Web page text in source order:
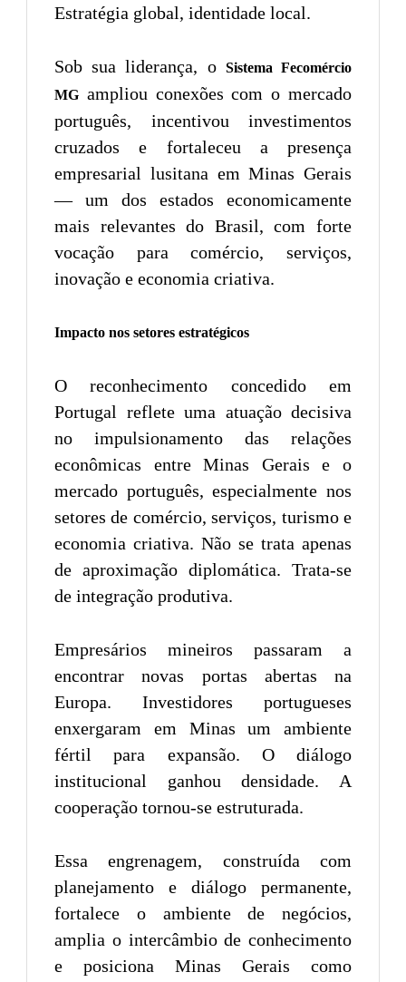
Estratégia global, identidade local.
Sob sua liderança, o Sistema Fecomércio
MG ampliou conexões com o mercado
português, incentivou investimentos
cruzados e fortaleceu a presença
empresarial lusitana em Minas Gerais
— um dos estados economicamente
mais relevantes do Brasil, com forte
vocação para comércio, serviços,
inovação e economia criativa.
Impacto nos setores estratégicos
O reconhecimento concedido em
Portugal reflete uma atuação decisiva
no impulsionamento das relações
econômicas entre Minas Gerais e o
mercado português, especialmente nos
setores de comércio, serviços, turismo e
economia criativa. Não se trata apenas
de aproximação diplomática. Trata-se
de integração produtiva.
Empresários mineiros passaram a
encontrar novas portas abertas na
Europa. Investidores portugueses
enxergaram em Minas um ambiente
fértil para expansão. O diálogo
institucional ganhou densidade. A
cooperação tornou-se estruturada.
Essa engrenagem, construída com
planejamento e diálogo permanente,
fortalece o ambiente de negócios,
amplia o intercâmbio de conhecimento
e posiciona Minas Gerais como